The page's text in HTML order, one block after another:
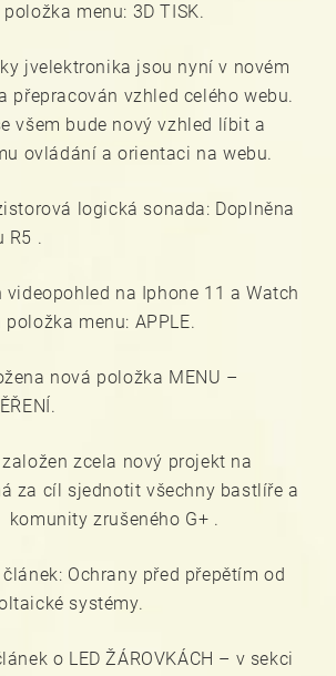
menu: 3D TISK.
jvelektronika jsou nyní v novém
přepracován vzhled celého webu.
všem bude nový vzhled líbit a
ovládání a orientaci na webu.
logická sonada: Doplněna
R5 .
videopohled na Iphone 11 a Watch
menu: APPLE.
nová položka MENU –
zcela nový projekt na
za cíl sjednotit všechny bastlíře a
zrušeného G+ .
Ochrany před přepětím od
systémy.
o LED ŽÁROVKÁCH – v sekci